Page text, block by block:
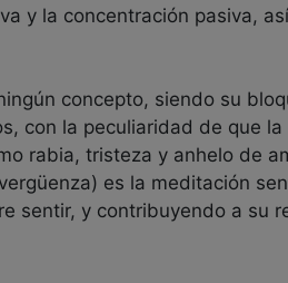
y la concentración pasiva,
concepto, siendo su
con la peculiaridad de que
rabia, tristeza y anhelo de
es la meditación
sentir, y contribuyendo a su